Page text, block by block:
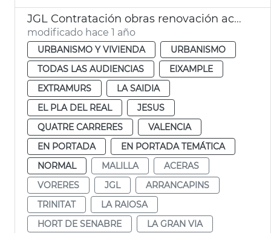
JGL Contratación obras renovación aceras València
modificado hace 1 año
URBANISMO Y VIVIENDA
URBANISMO
TODAS LAS AUDIENCIAS
EIXAMPLE
EXTRAMURS
LA SAIDIA
EL PLA DEL REAL
JESUS
QUATRE CARRERES
VALENCIA
EN PORTADA
EN PORTADA TEMÁTICA
NORMAL
MALILLA
ACERAS
VORERES
JGL
ARRANCAPINS
TRINITAT
LA RAIOSA
HORT DE SENABRE
LA GRAN VIA